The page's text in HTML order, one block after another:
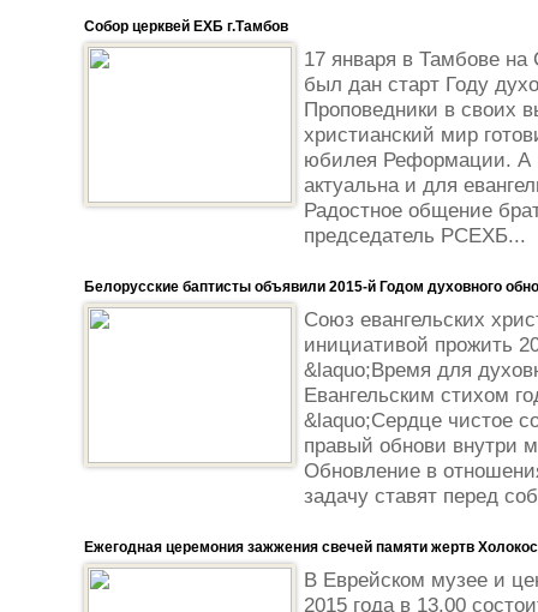
Собор церквей ЕХБ г.Тамбов
17 января в Тамбове
был дан старт Году
Проповедники в своих
христианский мир
юбилея Реформации. А
актуальна и для
Радостное общение
председатель РСЕХБ...
Белорусские баптисты объявили 2015-й Годом духовного
Союз евангельских
инициативой прожить
&laquo;Время для
Евангельским стихом
&laquo;Сердце чистое
правый обнови внутри
Обновление в
задачу ставят перед
Ежегодная церемония зажжения свечей памяти жертв
В Еврейском музее и
2015 года в 13.00